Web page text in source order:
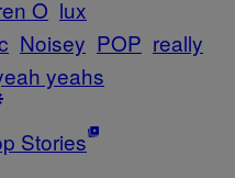
O lux
Noisey POP really
yeahs
Stories